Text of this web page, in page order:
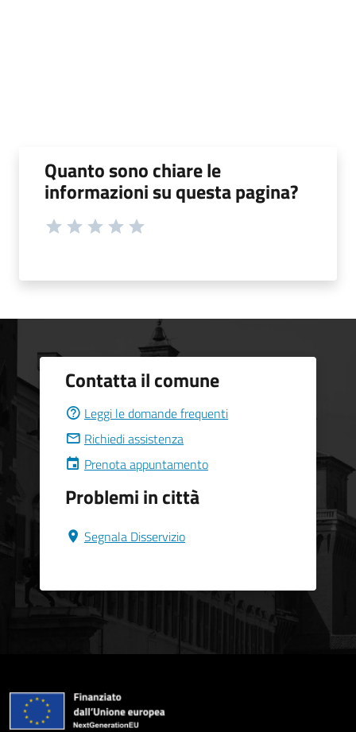
Quanto sono chiare le
informazioni su questa pagina?
Contatta il comune
Leggi le domande frequenti
Richiedi assistenza
Prenota appuntamento
Problemi in città
Segnala Disservizio